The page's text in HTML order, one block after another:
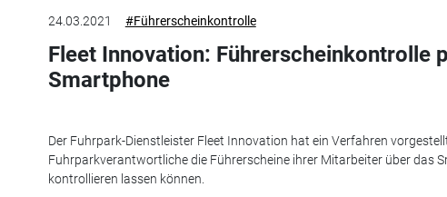
24.03.2021 #Führerscheinkontrolle
Fleet Innovation: Führerscheinkontrolle
Smartphone
Der Fuhrpark-Dienstleister Fleet Innovation hat ein Verfahren
Fuhrparkverantwortliche die Führerscheine ihrer Mitarbeiter über das
kontrollieren lassen können.